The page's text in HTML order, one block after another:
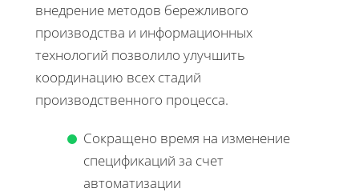
внедрение методов бережливого
производства и информационных
технологий позволило улучшить
координацию всех стадий
производственного процесса.
Сокращено время на изменение
спецификаций за счет
автоматизации